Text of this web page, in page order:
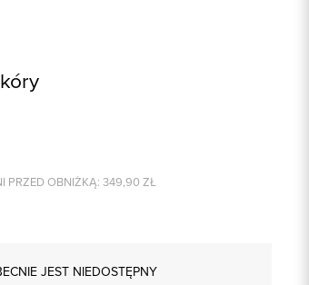
PRZED OBNIŻKĄ: 349,90 ZŁ
JEST NIEDOSTĘPNY